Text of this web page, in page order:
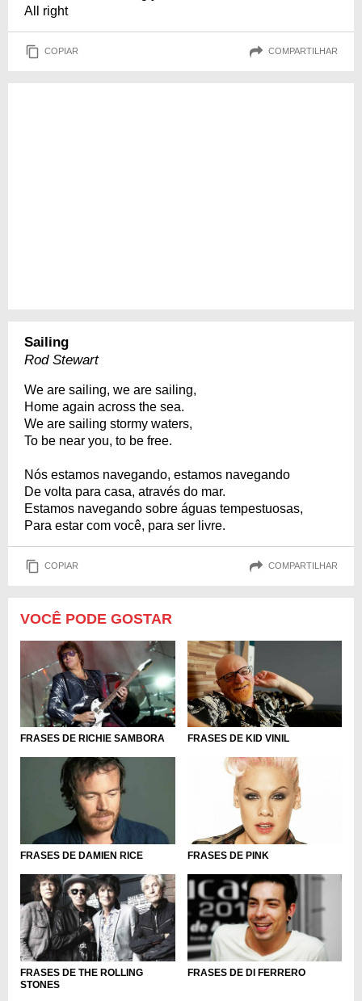
All right
COPIAR COMPARTILHAR
Sailing
Rod Stewart
We are sailing, we are sailing,
Home again across the sea.
We are sailing stormy waters,
To be near you, to be free.
Nós estamos navegando, estamos navegando
De volta para casa, através do mar.
Estamos navegando sobre águas tempestuosas,
Para estar com você, para ser livre.
COPIAR COMPARTILHAR
VOCÊ PODE GOSTAR
FRASES DE RICHIE SAMBORA FRASES DE KID VINIL
FRASES DE DAMIEN RICE FRASES DE PINK
FRASES DE THE ROLLING
STONES
FRASES DE DI FERRERO